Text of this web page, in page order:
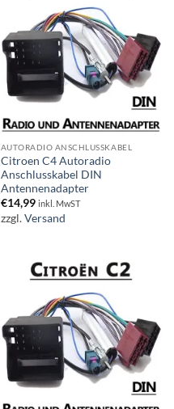
AUTORADIO ANSCHLUSSKABEL
Citroen C4 Autoradio
Anschlusskabel DIN
Antennenadapter
€14,99 inkl. MwST
zzgl.Versand